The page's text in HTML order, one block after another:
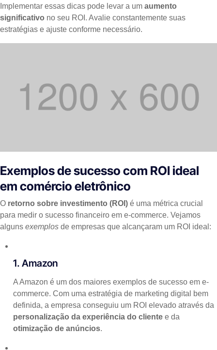
Implementar essas dicas pode levar a um aumento
significativo no seu ROI. Avalie constantemente suas
estratégias e ajuste conforme necessário.
Exemplos de sucesso com ROI ideal
em comércio eletrônico
O retorno sobre investimento (ROI) é uma métrica crucial
para medir o sucesso financeiro em e-commerce. Vejamos
alguns exemplos de empresas que alcançaram um ROI ideal:
1. Amazon
A Amazon é um dos maiores exemplos de sucesso em e-
commerce. Com uma estratégia de marketing digital bem
definida, a empresa conseguiu um ROI elevado através da
personalização da experiência do cliente e da
otimização de anúncios.